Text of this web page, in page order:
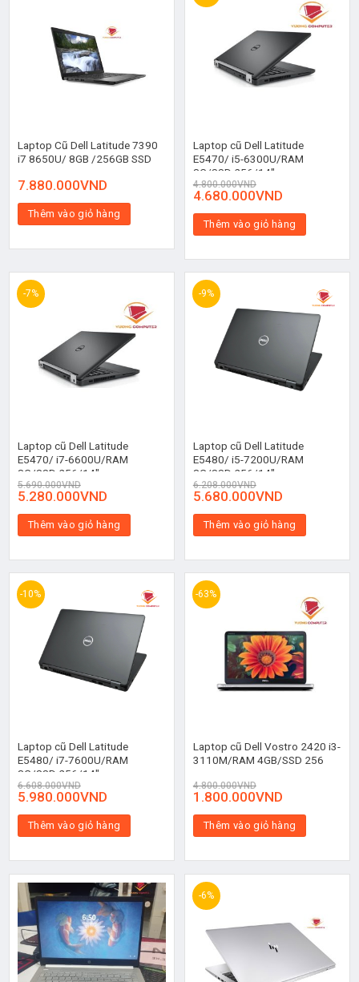
Laptop Cũ Dell Latitude 7390
i7 8650U/ 8GB /256GB SSD
7.880.000VND
Thêm vào giỏ hàng
Laptop cũ Dell Latitude
E5470/ i5-6300U/RAM
8G/SSD 256/14″
4.800.000VND
4.680.000VND
Thêm vào giỏ hàng
-7%
Laptop cũ Dell Latitude
E5470/ i7-6600U/RAM
8G/SSD 256/14″
5.690.000VND
5.280.000VND
Thêm vào giỏ hàng
-9%
Laptop cũ Dell Latitude
E5480/ i5-7200U/RAM
8G/SSD 256/14″
6.208.000VND
5.680.000VND
Thêm vào giỏ hàng
-10%
Laptop cũ Dell Latitude
E5480/ i7-7600U/RAM
8G/SSD 256/14″
6.608.000VND
5.980.000VND
Thêm vào giỏ hàng
-63%
Laptop cũ Dell Vostro 2420 i3-
3110M/RAM 4GB/SSD 256
4.800.000VND
1.800.000VND
Thêm vào giỏ hàng
-6%